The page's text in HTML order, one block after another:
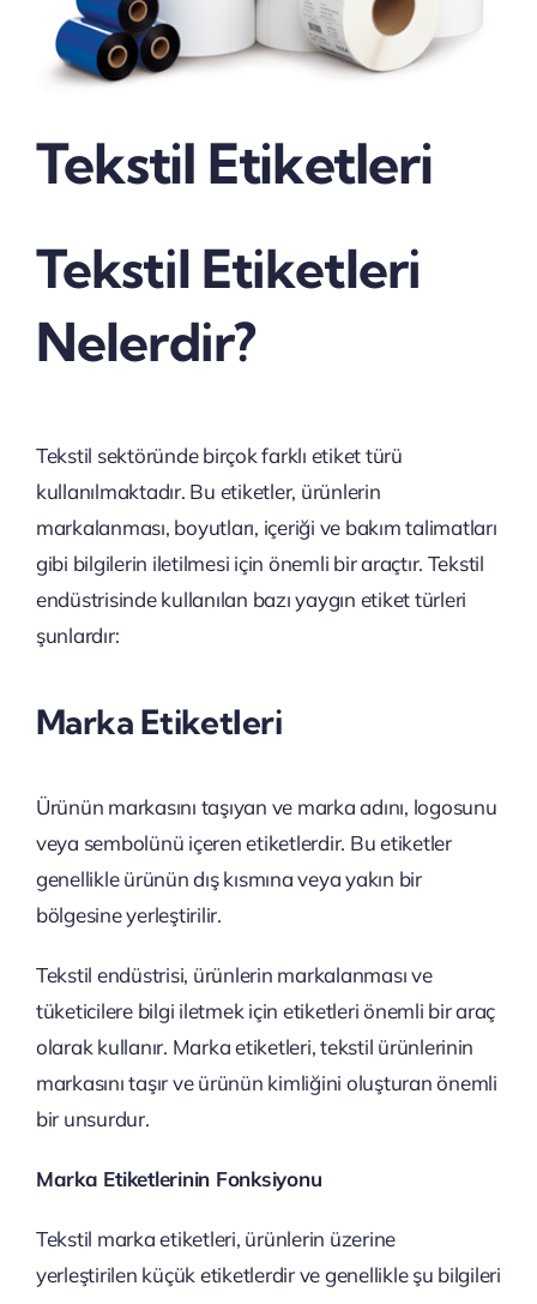
Tekstil Etiketleri
Tekstil Etiketleri
Nelerdir?
Tekstil sektöründe birçok farklı etiket türü
kullanılmaktadır. Bu etiketler, ürünlerin
markalanması, boyutları, içeriği ve bakım talimatları
gibi bilgilerin iletilmesi için önemli bir araçtır. Tekstil
endüstrisinde kullanılan bazı yaygın etiket türleri
şunlardır:
Marka Etiketleri
Ürünün markasını taşıyan ve marka adını, logosunu
veya sembolünü içeren etiketlerdir. Bu etiketler
genellikle ürünün dış kısmına veya yakın bir
bölgesine yerleştirilir.
Tekstil endüstrisi, ürünlerin markalanması ve
tüketicilere bilgi iletmek için etiketleri önemli bir araç
olarak kullanır. Marka etiketleri, tekstil ürünlerinin
markasını taşır ve ürünün kimliğini oluşturan önemli
bir unsurdur.
Marka Etiketlerinin Fonksiyonu
Tekstil marka etiketleri, ürünlerin üzerine
yerleştirilen küçük etiketlerdir ve genellikle şu bilgileri